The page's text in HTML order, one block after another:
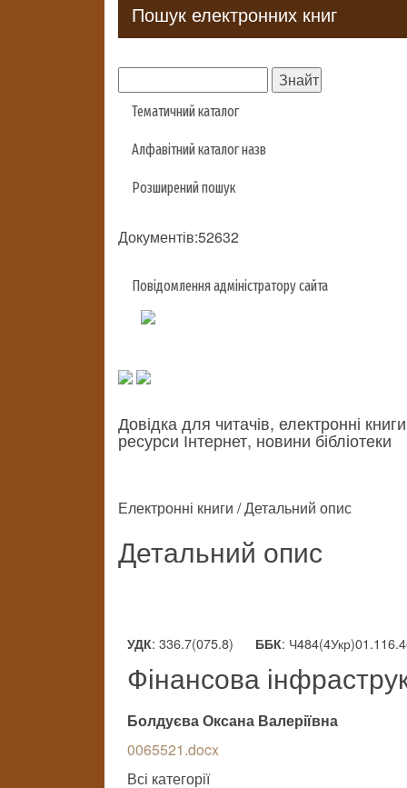
Пошук електронних книг
Тематичний каталог
Алфавітний каталог назв
Розширений пошук
Документів:52632
Повідомлення адміністратору сайта
Довідка для читачів, електронні
ресурси Інтернет, новини бібліотеки
Електронні книги / Детальний опис
Детальний опис
УДК: 336.7(075.8) ББК:
Фінансова
Болдуєва Оксана Валеріївна
0065521.docx
Всі категорії